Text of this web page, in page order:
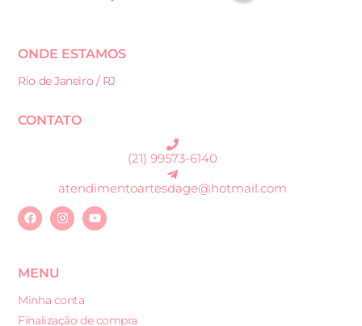
ONDE ESTAMOS
Rio de Janeiro / RJ
CONTATO
(21) 99573-6140
atendimentoartesdage@hotmail.com
MENU
Minha conta
Finalização de compra